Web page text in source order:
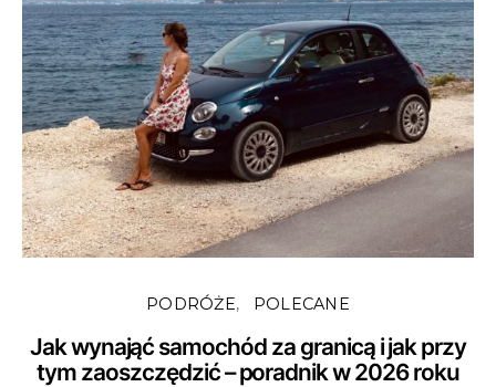
PODRÓŻE POLECANE
Jak wynająć samochód za granicą i jak przy
tym zaoszczędzić – poradnik w 2026 roku